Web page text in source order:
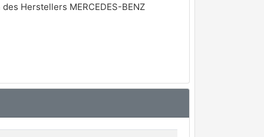
Herstellers MERCEDES-BENZ